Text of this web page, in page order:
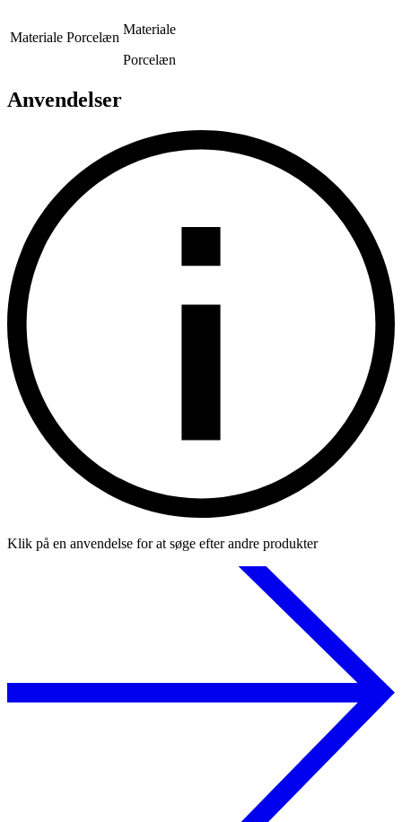
Materiale Porcelæn
Materiale
Porcelæn
Anvendelser
Klik på en anvendelse for at søge efter andre produkter